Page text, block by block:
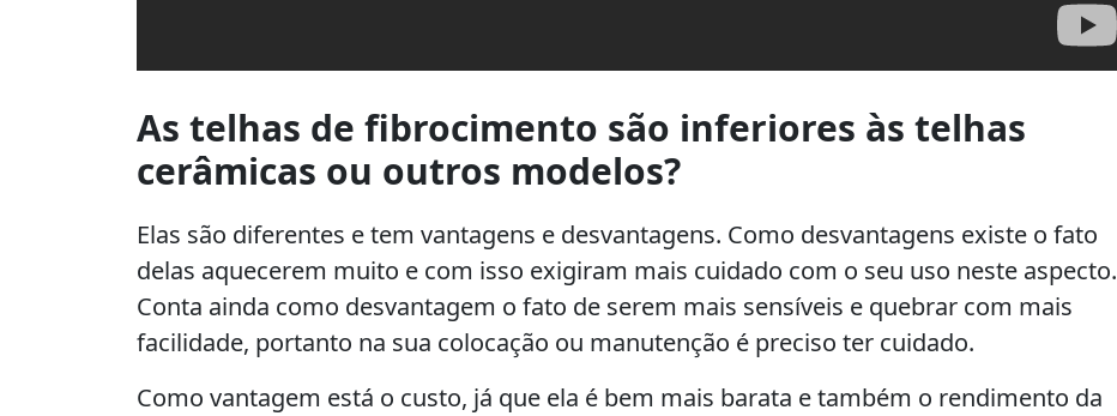
As telhas de fibrocimento são inferiores às telhas
cerâmicas ou outros modelos?
Elas são diferentes e tem vantagens e desvantagens. Como desvantagens existe o fato
delas aquecerem muito e com isso exigiram mais cuidado com o seu uso neste aspecto.
Conta ainda como desvantagem o fato de serem mais sensíveis e quebrar com mais
facilidade, portanto na sua colocação ou manutenção é preciso ter cuidado.
Como vantagem está o custo, já que ela é bem mais barata e também o rendimento da